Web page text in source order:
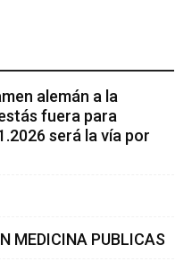
alemán a la
fuera para
será la vía por
MEDICINA PUBLICAS